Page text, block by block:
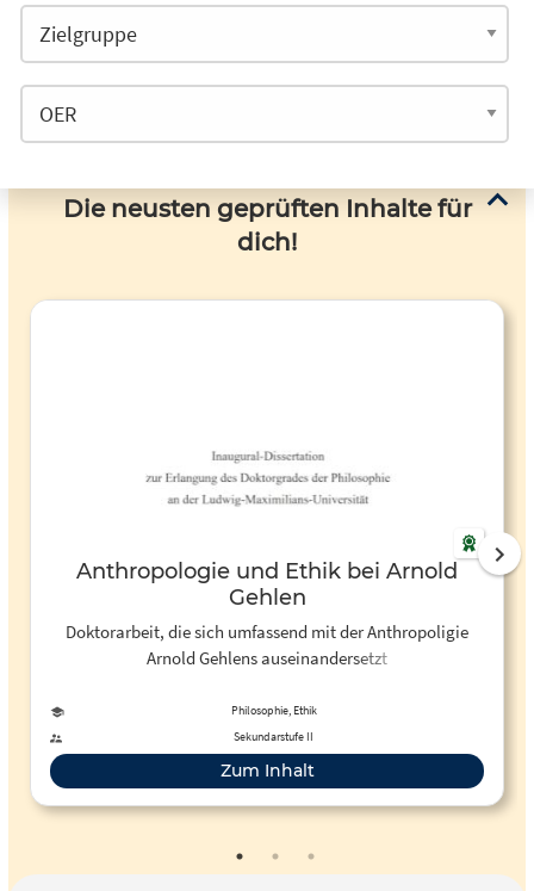
Die neusten geprüften Inhalte für
dich!
Anthropologie und Ethik bei Arnold
Gehlen
Doktorarbeit, die sich umfassend mit der Anthropoligie
Arnold Gehlens auseinandersetzt
Philosophie, Ethik
Sekundarstufe II
Zum Inhalt